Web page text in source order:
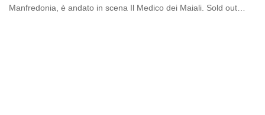
Manfredonia, è andato in scena Il Medico dei Maiali. Sold out…